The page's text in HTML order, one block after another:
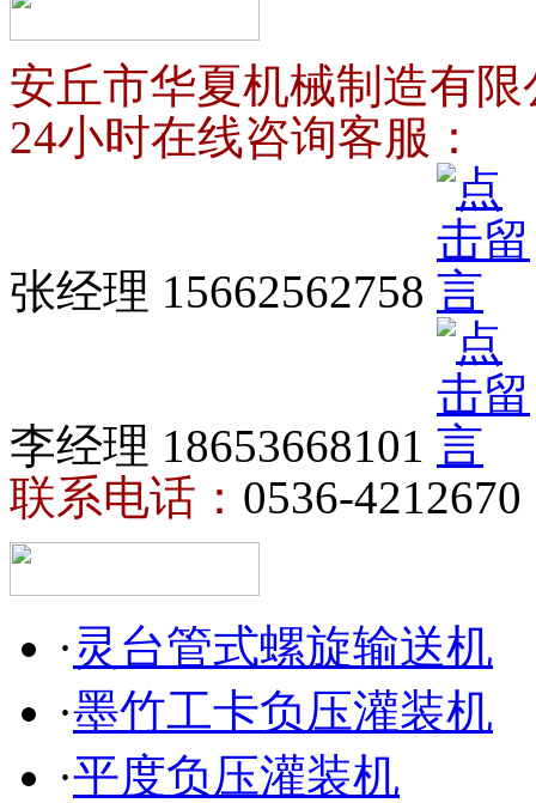
安丘市华夏机械制造有限
24小时在线咨询客服：
张经理 15662562758
李经理 18653668101
联系电话： 0536-4212670
· 灵台管式螺旋输送机
·墨竹工卡负压灌装机
·平度负压灌装机